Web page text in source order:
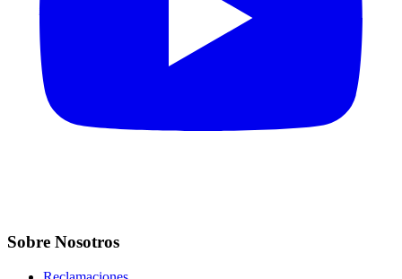
Sobre Nosotros